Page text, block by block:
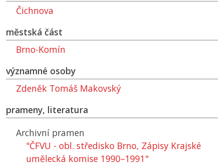
Čichnova
městská část
Brno-Komín
významné osoby
Zdeněk Tomáš Makovský
prameny, literatura
Archivní pramen
"ČFVU - obl. středisko Brno, Zápisy Krajské
umělecká komise 1990–1991"